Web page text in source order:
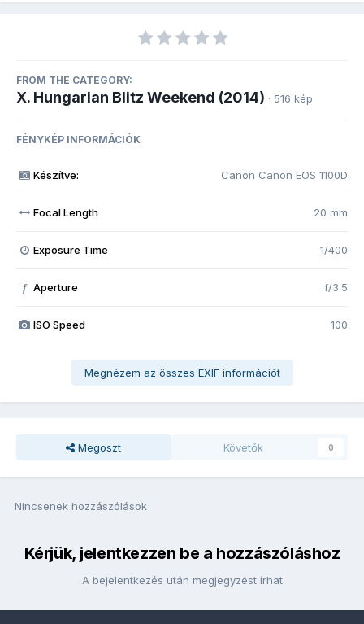
FROM THE CATEGORY:
X. Hungarian Blitz Weekend (2014) · 516 kép
FÉNYKÉP INFORMÁCIÓK
Készítve: Canon Canon EOS 1100D
Focal Length 20 mm
Exposure Time 1/400
f Aperture f/3.5
ISO Speed 100
Megnézem az összes EXIF információt
Megoszt Követők 0
Nincsenek hozzászólások
Kérjük, jelentkezzen be a hozzászóláshoz
A bejelentkezés után megjegyzést írhat